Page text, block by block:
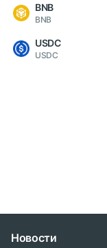
BNB
BNB
USDC
USDC
Новости